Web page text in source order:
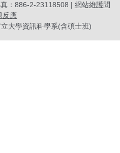
：886-2-23118508 | 網站維護問
反應
大學資訊科學系(含碩士班)